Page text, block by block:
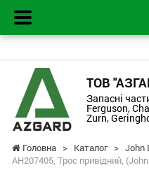
ТОВ
Запасні
Ferguson,
Zurn,
Головна > Каталог > John
AH207405, Трос привідний,